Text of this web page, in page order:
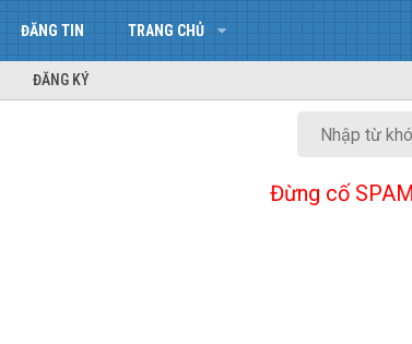
ĐĂNG TIN TRANG CHỦ
ĐĂNG KÝ
Đừng cố